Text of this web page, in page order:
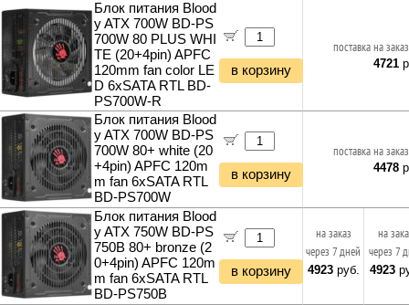
Блок питания Blood
y ATX 700W BD-PS
700W 80 PLUS WHI
TE (20+4pin) APFC
120mm fan color LE
D 6xSATA RTL BD-
PS700W-R
в корзину
поставка на
4721
Блок питания Blood
y ATX 700W BD-PS
700W 80+ white (20
+4pin) APFC 120m
m fan 6xSATA RTL
BD-PS700W
в корзину
поставка на
4478
Блок питания Blood
y ATX 750W BD-PS
750B 80+ bronze (2
0+4pin) APFC 120m
m fan 6xSATA RTL
BD-PS750B
в корзину
на заказ
через 7 дней
4923руб.
на
через 7
4923